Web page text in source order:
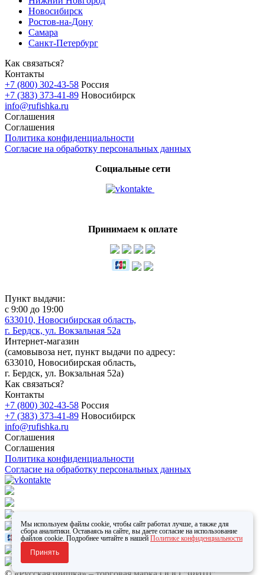
Новосибирск
Ростов-на-Дону
Самара
Санкт-Петербург
Как связаться?
Контакты
+7 (800) 302-43-58 Россия
+7 (383) 373-41-89 Новосибирск
info@rufishka.ru
Соглашения
Соглашения
Политика конфиденциальности
Согласие на обработку персональных данных
Социальные сети
Принимаем к оплате
Пункт выдачи:
с 9:00 до 19:00
633010, Новосибирская область,
г. Бердск, ул. Вокзальная 52а
Интернет-магазин
(самовывоза нет, пункт выдачи по адресу:
633010, Новосибирская область,
г. Бердск, ул. Вокзальная 52а)
Как связаться?
Контакты
+7 (800) 302-43-58 Россия
+7 (383) 373-41-89 Новосибирск
info@rufishka.ru
Соглашения
Соглашения
Политика конфиденциальности
Согласие на обработку персональных данных
Мы используем файлы cookie, чтобы сайт работал лучше, а также для
сбора аналитики. Оставаясь на сайте, вы даете согласие на использование
файлов cookie. Подробнее читайте в нашей Политике конфиденциальности
Принять